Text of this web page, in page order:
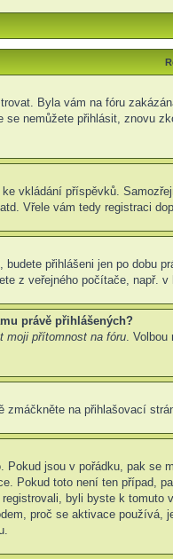
Byla vám na fóru
nemůžete přihlásit, znovu
vkládání příspěvků.
Vřele vám tedy registraci
, budete přihlášeni jen po dobu
z veřejného počítače, např.
právě přihlášených?
moji přítomnost na fóru. Volbou
zmáčkněte na přihlašovací
jsou v pořádku, pak
Pokud toto není ten případ,
byli byste k
proč se aktivace používá,